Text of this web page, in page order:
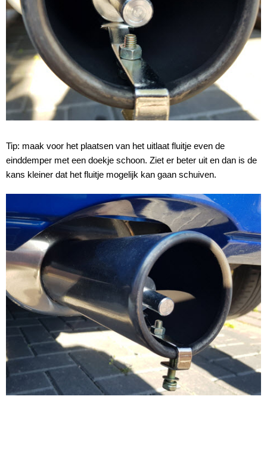
Tip: maak voor het plaatsen van het uitlaat fluitje even de
einddemper met een doekje schoon. Ziet er beter uit en dan is de
kans kleiner dat het fluitje mogelijk kan gaan schuiven.